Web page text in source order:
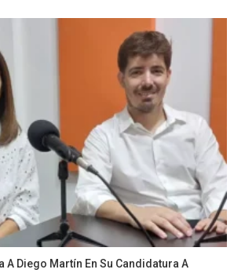
A Diego Martín En Su Candidatura A